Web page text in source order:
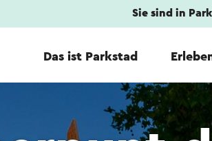
Sie sind in
Das ist Parkstad